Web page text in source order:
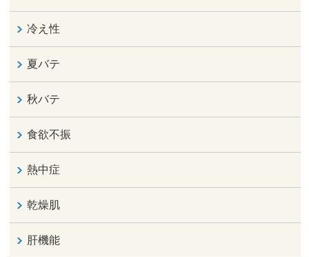
冷え性
夏バテ
秋バテ
食欲不振
熱中症
乾燥肌
肝機能